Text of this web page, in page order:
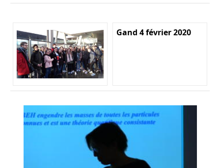
Gand 4 février 2020